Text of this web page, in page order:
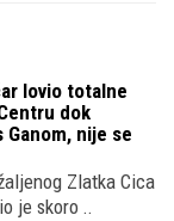
lovio totalne
dok
nije se
Zlatka Cica
je skoro ..